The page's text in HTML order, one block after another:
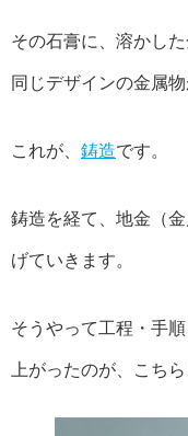
その石膏に、溶かし
同じデザインの金属物
これが、 鋳造です。
鋳造を経て、地金（
げていきます。
そうやって工程・手
上がったのが、こちら